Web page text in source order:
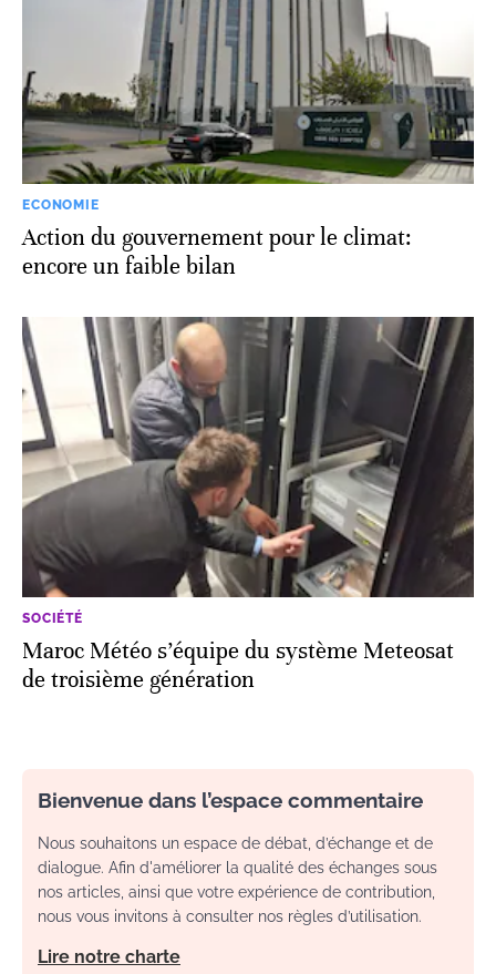
ECONOMIE
Action du gouvernement pour le climat:
encore un faible bilan
SOCIÉTÉ
Maroc Météo s’équipe du système Meteosat
de troisième génération
Bienvenue dans l’espace commentaire
Nous souhaitons un espace de débat, d’échange et de
dialogue. Afin d'améliorer la qualité des échanges sous
nos articles, ainsi que votre expérience de contribution,
nous vous invitons à consulter nos règles d’utilisation.
Lire notre charte